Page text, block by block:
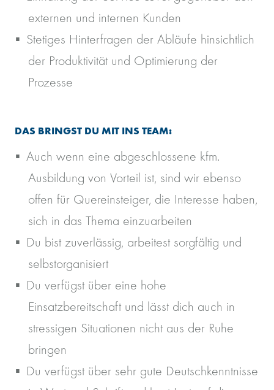
externen und internen Kunden
Stetiges Hinterfragen der Abläufe hinsichtlich
der Produktivität und Optimierung der
Prozesse
DAS BRINGST DU MIT INS TEAM:
Auch wenn eine abgeschlossene kfm.
Ausbildung von Vorteil ist, sind wir ebenso
offen für Quereinsteiger, die Interesse haben,
sich in das Thema einzuarbeiten
Du bist zuverlässig, arbeitest sorgfältig und
selbstorganisiert
Du verfügst über eine hohe
Einsatzbereitschaft und lässt dich auch in
stressigen Situationen nicht aus der Ruhe
bringen
Du verfügst über sehr gute Deutschkenntnisse